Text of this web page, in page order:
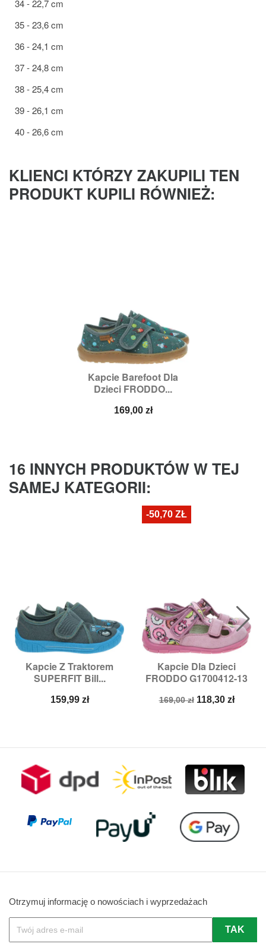
34 - 22,7 cm
35 - 23,6 cm
36 - 24,1 cm
37 - 24,8 cm
38 - 25,4 cm
39 - 26,1 cm
40 - 26,6 cm
KLIENCI KTÓRZY ZAKUPILI TEN
PRODUKT KUPILI RÓWNIEŻ:
Kapcie Barefoot Dla
Dzieci FRODDO...
Cena
169,00 zł
16 INNYCH PRODUKTÓW W TEJ
SAMEJ KATEGORII:
Kapcie Z Traktorem
SUPERFIT Bill...
Cena
159,99 zł
Kapcie Dla Dzieci
FRODDO G1700412-13
Cena
169,00 zł Cena
118,30 zł
-50,70 ZŁ
Otrzymuj informację o nowościach i wyprzedażach